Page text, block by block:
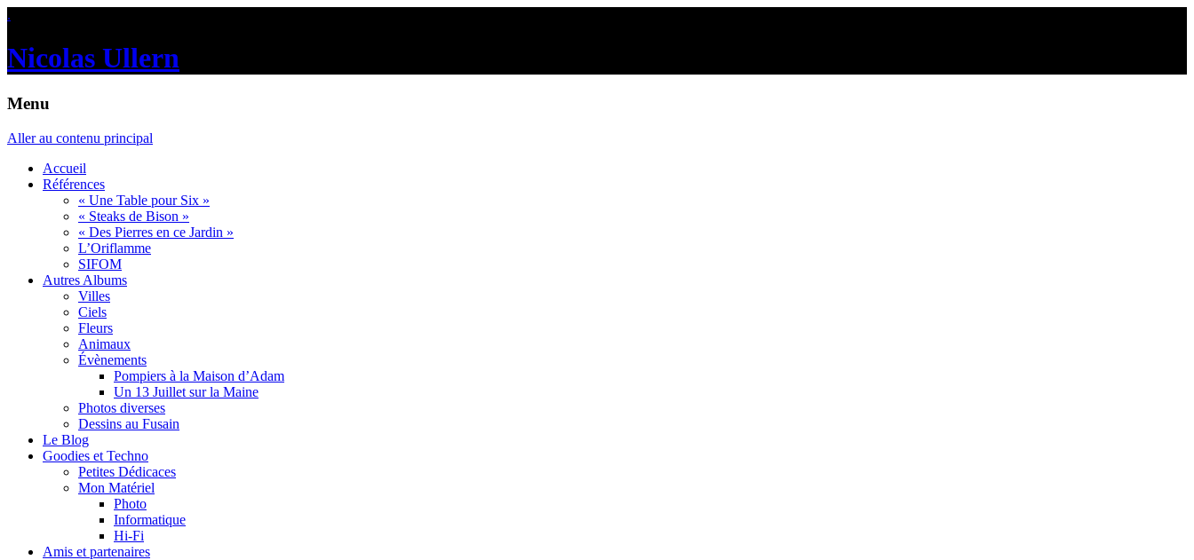
.
Nicolas Ullern
Menu
Aller au contenu principal
Accueil
Références
« Une Table pour Six »
« Steaks de Bison »
« Des Pierres en ce Jardin »
L’Oriflamme
SIFOM
Autres Albums
Villes
Ciels
Fleurs
Animaux
Évènements
Pompiers à la Maison d’Adam
Un 13 Juillet sur la Maine
Photos diverses
Dessins au Fusain
Le Blog
Goodies et Techno
Petites Dédicaces
Mon Matériel
Photo
Informatique
Hi-Fi
Amis et partenaires